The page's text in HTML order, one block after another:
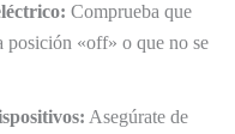
Comprueba que
posición «off» o que no se
Asegúrate de